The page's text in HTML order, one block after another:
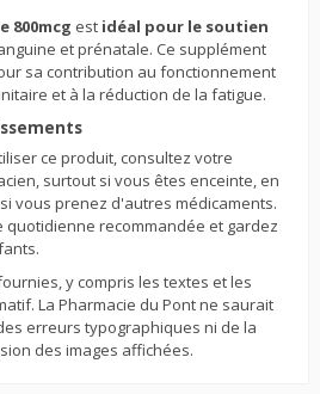
800mcg est idéal pour le soutien
et prénatale. Ce supplément
sa contribution au fonctionnement
et à la réduction de la fatigue.
ce produit, consultez votre
surtout si vous êtes enceinte, en
vous prenez d'autres médicaments.
quotidienne recommandée et gardez
y compris les textes et les
La Pharmacie du Pont ne saurait
erreurs typographiques ni de la
des images affichées.